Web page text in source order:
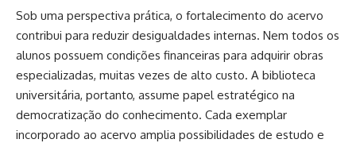
Sob uma perspectiva prática, o fortalecimento do acervo
contribui para reduzir desigualdades internas. Nem todos os
alunos possuem condições financeiras para adquirir obras
especializadas, muitas vezes de alto custo. A biblioteca
universitária, portanto, assume papel estratégico na
democratização do conhecimento. Cada exemplar
incorporado ao acervo amplia possibilidades de estudo e